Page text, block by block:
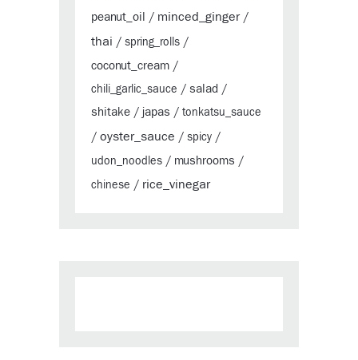
peanut_oil / minced_ginger/
thai / spring_rolls /
coconut_cream /
chili_garlic_sauce / salad /
shitake / japas / tonkatsu_sauce
/ oyster_sauce / spicy /
udon_noodles / mushrooms /
chinese / rice_vinegar